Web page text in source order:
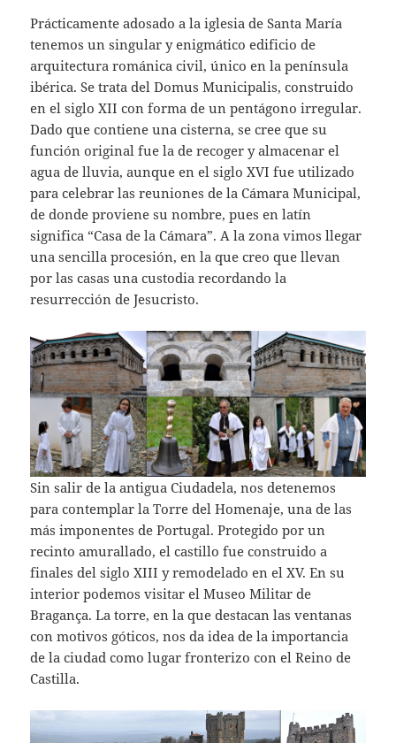
Prácticamente adosado a la iglesia de Santa María
tenemos un singular y enigmático edificio de
arquitectura románica civil, único en la península
ibérica. Se trata del Domus Municipalis, construido
en el siglo XII con forma de un pentágono irregular.
Dado que contiene una cisterna, se cree que su
función original fue la de recoger y almacenar el
agua de lluvia, aunque en el siglo XVI fue utilizado
para celebrar las reuniones de la Cámara Municipal,
de donde proviene su nombre, pues en latín
significa “Casa de la Cámara”. A la zona vimos llegar
una sencilla procesión, en la que creo que llevan
por las casas una custodia recordando la
resurrección de Jesucristo.
Sin salir de la antigua Ciudadela, nos detenemos
para contemplar la Torre del Homenaje, una de las
más imponentes de Portugal. Protegido por un
recinto amurallado, el castillo fue construido a
finales del siglo XIII y remodelado en el XV. En su
interior podemos visitar el Museo Militar de
Bragança. La torre, en la que destacan las ventanas
con motivos góticos, nos da idea de la importancia
de la ciudad como lugar fronterizo con el Reino de
Castilla.